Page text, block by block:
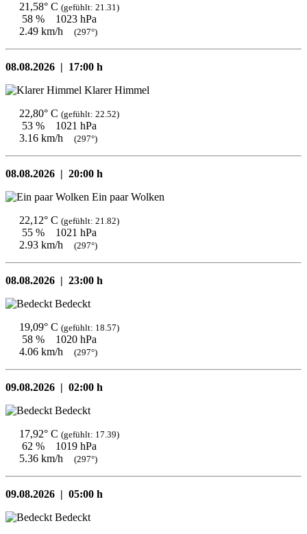
21,58° C (gefühlt: 21.31)
58 %
1023 hPa
2.49 km/h
(297°)
08.08.2026 | 17:00 h
Klarer Himmel
22,80° C (gefühlt: 22.52)
53 %
1021 hPa
3.16 km/h
(297°)
08.08.2026 | 20:00 h
Ein paar Wolken
22,12° C (gefühlt: 21.82)
55 %
1021 hPa
2.93 km/h
(297°)
08.08.2026 | 23:00 h
Bedeckt
19,09° C (gefühlt: 18.57)
58 %
1020 hPa
4.06 km/h
(297°)
09.08.2026 | 02:00 h
Bedeckt
17,92° C (gefühlt: 17.39)
62 %
1019 hPa
5.36 km/h
(297°)
09.08.2026 | 05:00 h
Bedeckt